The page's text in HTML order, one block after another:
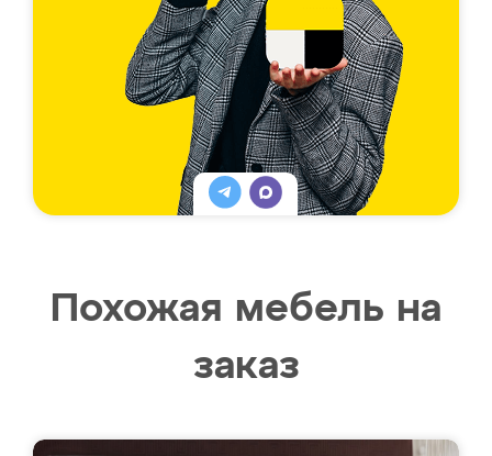
Похожая мебель на
заказ